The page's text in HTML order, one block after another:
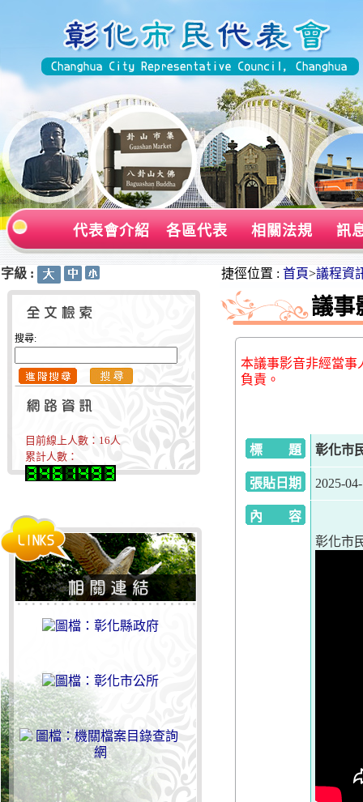
代表會介紹 各區代表 相關法規 訊
字級 :
搜尋:
目前線上人數： 16人
累計人數：
捷徑位置 : 首頁>議程資
議事
本議事影音非經當事
負責。
標 題 彰化市
張貼日期 2025-
內 容
彰化市